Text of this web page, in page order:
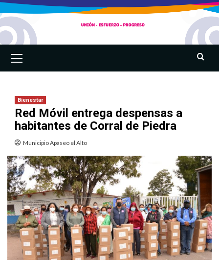
Saltar
al
contenido
primario
Bienestar
Red Móvil entrega despensas a
habitantes de Corral de Piedra
Municipio Apaseo el Alto